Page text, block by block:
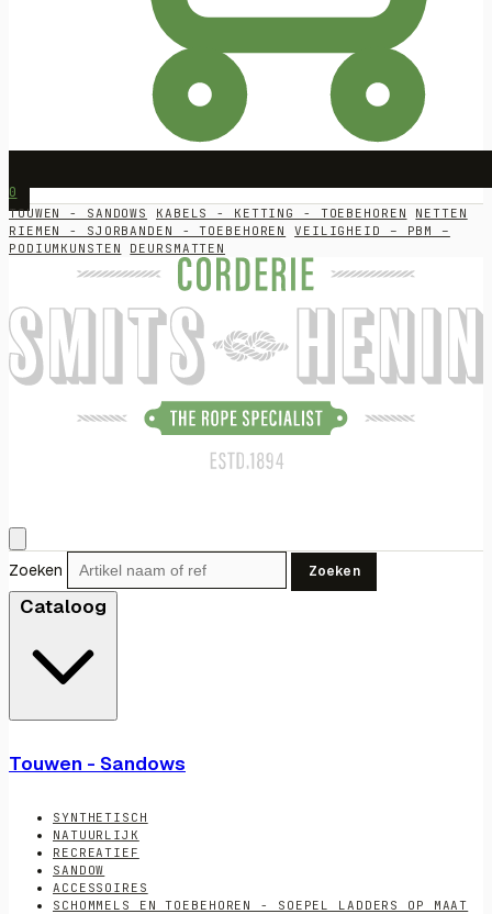
0
TOUWEN - SANDOWS KABELS - KETTING - TOEBEHOREN
NETTEN
RIEMEN - SJORBANDEN - TOEBEHOREN
VEILIGHEID – PBM –
PODIUMKUNSTEN
DEURSMATTEN
Zoeken Zoeken
Cataloog
Touwen - Sandows
SYNTHETISCH
NATUURLIJK
RECREATIEF
SANDOW
ACCESSOIRES
SCHOMMELS EN TOEBEHOREN - SOEPEL LADDERS OP MAAT